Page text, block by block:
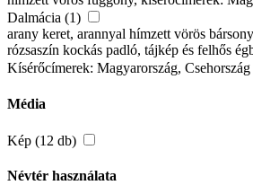
Dalmácia (1)
arany keret, arannyal hímzett vörös
rózsaszín kockás padló, tájkép és felhős
Kísérőcímerek: Magyarország,
Média
Kép (12 db)
Névtér használata